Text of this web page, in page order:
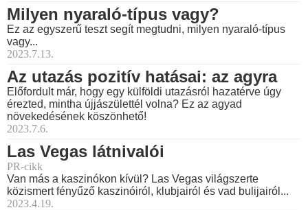
Milyen nyaraló-típus vagy?
Ez az egyszerű teszt segít megtudni, milyen nyaraló-típus
vagy...
2023.7.13.
Az utazás pozitív hatásai: az agyra
Előfordult már, hogy egy külföldi utazásról hazatérve úgy
érezted, mintha újjászülettél volna? Ez az agyad
növekedésének köszönhető!
2023.7.6.
Las Vegas látnivalói
PR-cikk
Van más a kaszinókon kívül? Las Vegas világszerte
közismert fényűző kaszinóiról, klubjairól és vad bulijairól...
2023.4.19.